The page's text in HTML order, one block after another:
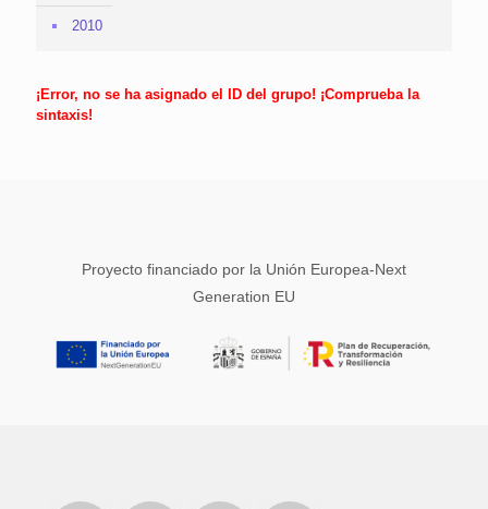
2010
¡Error, no se ha asignado el ID del grupo! ¡Comprueba la
sintaxis!
Proyecto financiado por la Unión Europea-Next
Generation EU